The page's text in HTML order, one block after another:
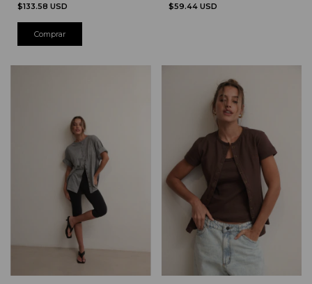
$133.58 USD
$59.44 USD